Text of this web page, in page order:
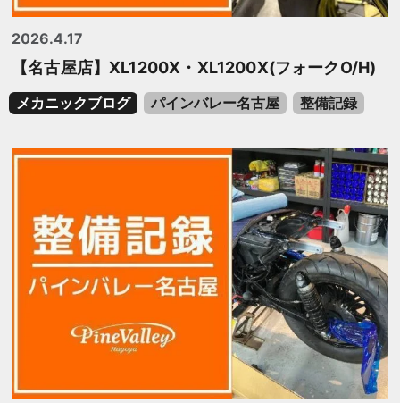
2026.4.17
【名古屋店】XL1200X・XL1200X(フォークO/H)
メカニックブログ パインバレー名古屋 整備記録